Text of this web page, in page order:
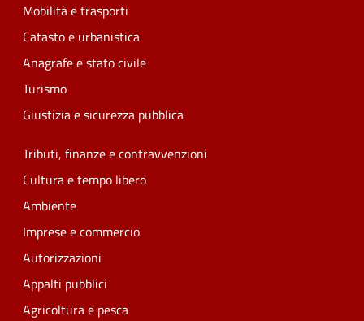
Mobilità e trasporti
Catasto e urbanistica
Anagrafe e stato civile
Turismo
Giustizia e sicurezza pubblica
Tributi, finanze e contravvenzioni
Cultura e tempo libero
Ambiente
Imprese e commercio
Autorizzazioni
Appalti pubblici
Agricoltura e pesca